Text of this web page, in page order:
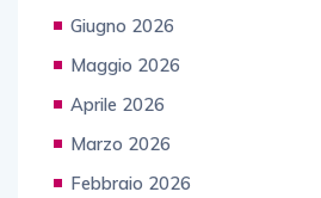
Giugno 2026
Maggio 2026
Aprile 2026
Marzo 2026
Febbraio 2026